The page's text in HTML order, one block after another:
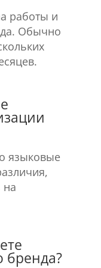
работы и
Обычно
языковые
на
бренда?